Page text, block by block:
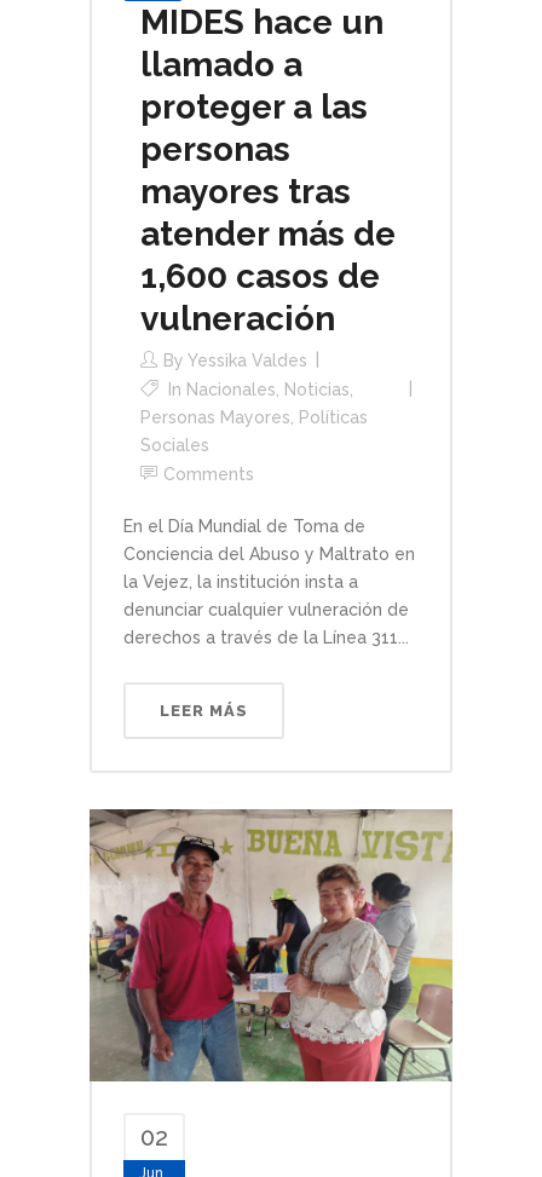
MIDES hace un
llamado a
proteger a las
personas
mayores tras
atender más de
1,600 casos de
vulneración
By Yessika Valdes
In Nacionales Noticias
Personas Mayores
Políticas
Sociales
Comments
En el Día Mundial de Toma de
Conciencia del Abuso y Maltrato en
la Vejez, la institución insta a
denunciar cualquier vulneración de
derechos a través de la Línea 311...
LEER MÁS
02
Jun